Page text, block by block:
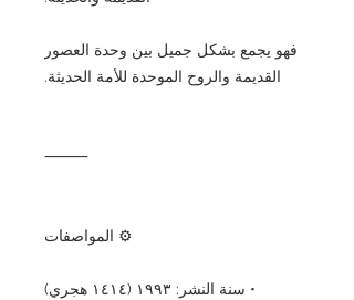
فهو يجمع بشكل جميل بين وحدة العصور
القديمة والروح الموحدة للأمة الحديثة.
⸻
⚙️ المواصفات
• سنة النشر: ١٩٩٣ (١٤١٤ هجري)